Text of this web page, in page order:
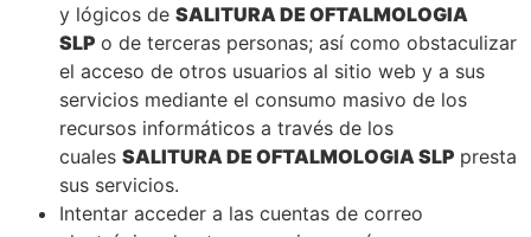
y lógicos de SALITURA DE OFTALMOLOGIA
SLP o de terceras personas; así como obstaculizar
el acceso de otros usuarios al sitio web y a sus
servicios mediante el consumo masivo de los
recursos informáticos a través de los
cuales SALITURA DE OFTALMOLOGIA SLP presta
sus servicios.
Intentar acceder a las cuentas de correo